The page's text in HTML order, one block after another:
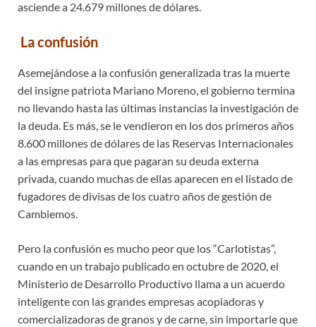
asciende a 24.679 millones de dólares.
La confusión
Asemejándose a la confusión generalizada tras la muerte
del insigne patriota Mariano Moreno, el gobierno termina
no llevando hasta las últimas instancias la investigación de
la deuda. Es más, se le vendieron en los dos primeros años
8.600 millones de dólares de las Reservas Internacionales
a las empresas para que pagaran su deuda externa
privada, cuando muchas de ellas aparecen en el listado de
fugadores de divisas de los cuatro años de gestión de
Cambiemos.
Pero la confusión es mucho peor que los “Carlotistas”,
cuando en un trabajo publicado en octubre de 2020, el
Ministerio de Desarrollo Productivo llama a un acuerdo
inteligente con las grandes empresas acopiadoras y
comercializadoras de granos y de carne, sin importarle que